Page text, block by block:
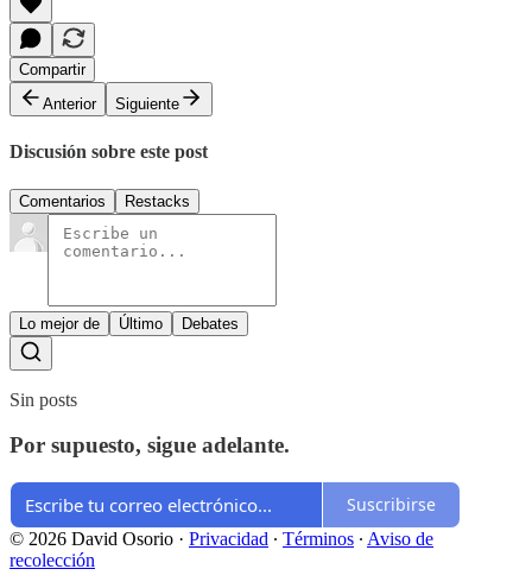
Compartir
Anterior
Siguiente
Discusión sobre este post
Comentarios Restacks
Lo mejor de Último Debates
Sin posts
Por supuesto, sigue adelante.
Suscribirse
© 2026 David Osorio · Privacidad ∙ Términos ∙ Aviso de
recolección